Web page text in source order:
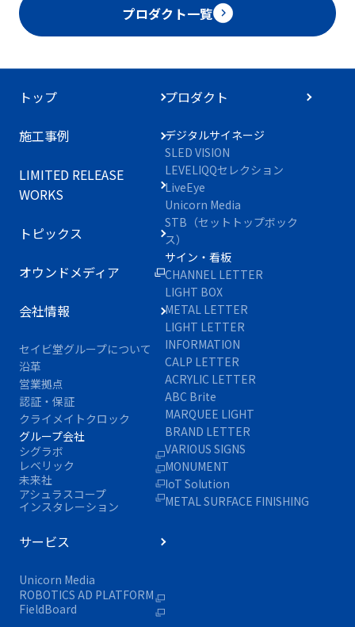
プロダクト一覧
トップ
施工事例
LIMITED RELEASE
WORKS
トピックス
オウンドメディア
会社情報
セイビ堂グループについて
沿革
営業拠点
認証・保証
クライメイトクロック
グループ会社
シグラボ
レベリック
未来社
アシュラスコープ
インスタレーション
サービス
Unicorn Media
ROBOTICS AD PLATFORM
FieldBoard
プロダクト
デジタルサイネージ
SLED VISION
LEVELIQQセレクション
LiveEye
Unicorn Media
STB（セットトップボック
ス）
サイン・看板
CHANNEL LETTER
LIGHT BOX
METAL LETTER
LIGHT LETTER
INFORMATION
CALP LETTER
ACRYLIC LETTER
ABC Brite
MARQUEE LIGHT
BRAND LETTER
VARIOUS SIGNS
MONUMENT
IoT Solution
METAL SURFACE FINISHING